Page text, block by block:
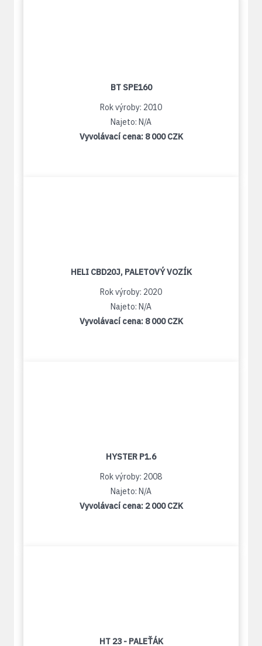
BT SPE160
Rok výroby: 2010
Najeto: N/A
Vyvolávací cena: 8 000 CZK
HELI CBD20J, PALETOVÝ VOZÍK
Rok výroby: 2020
Najeto: N/A
Vyvolávací cena: 8 000 CZK
HYSTER P1.6
Rok výroby: 2008
Najeto: N/A
Vyvolávací cena: 2 000 CZK
HT 23 - PALEŤÁK